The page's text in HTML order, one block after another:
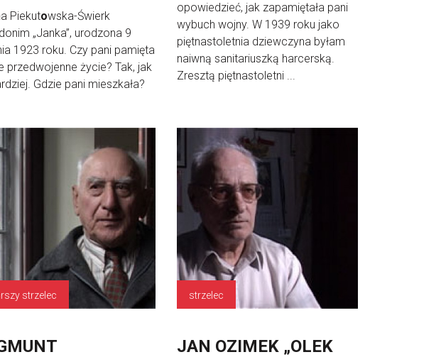
Piekutowska-Świerk
„Janka”, urodzona 9
1923 roku. Czy pani pamięta
przedwojenne życie? Tak, jak
Gdzie pani mieszkała?
opowiedzieć, jak zapamiętała pani
wybuch wojny. W 1939 roku jako
piętnastoletnia dziewczyna byłam
naiwną sanitariuszką harcerską.
Zresztą piętnastoletni ...
strzelec strzelec
JAN OZIMEK „OLEK